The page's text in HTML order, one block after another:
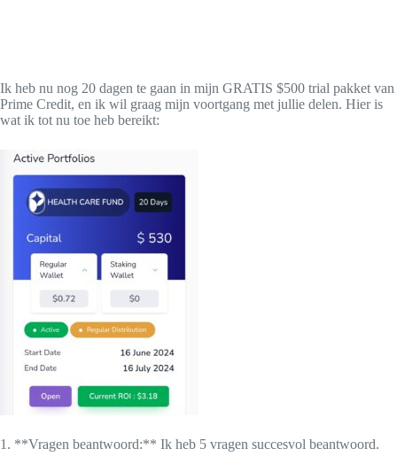
Ik heb nu nog 20 dagen te gaan in mijn GRATIS $500 trial pakket van
Prime Credit, en ik wil graag mijn voortgang met jullie delen. Hier is
wat ik tot nu toe heb bereikt:
1. **Vragen beantwoord:** Ik heb 5 vragen succesvol beantwoord.